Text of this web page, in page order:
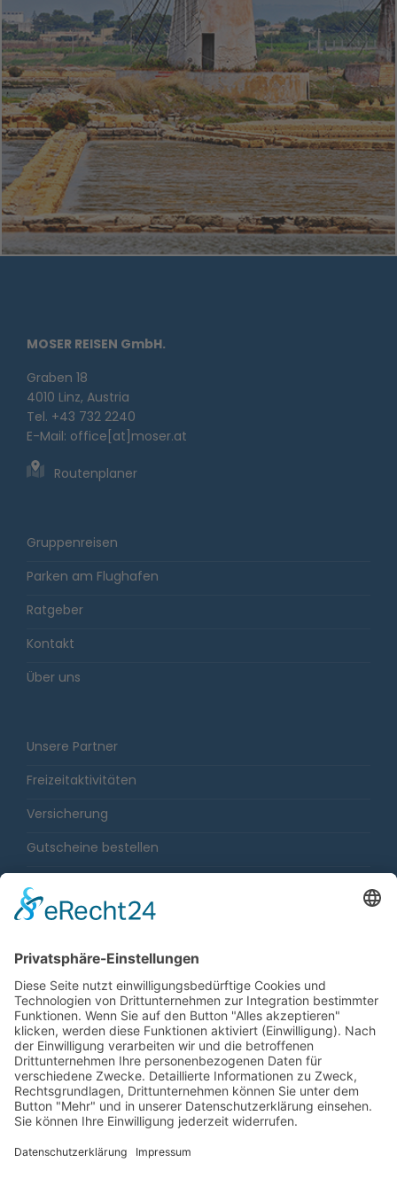
MOSER REISEN GmbH.
Graben 18
4010 Linz, Austria
Tel. +43 732 2240
E-Mail: office[at]moser.at
Routenplaner
Gruppenreisen
Parken am Flughafen
Ratgeber
Kontakt
Über uns
Unsere Partner
Freizeitaktivitäten
Versicherung
Gutscheine bestellen
Cookie-Einstellungen
Impressum
Sitemap
Datenschutz
Barrierefreiheit
Gewinnspiele
Fahrgastrechtenovelle